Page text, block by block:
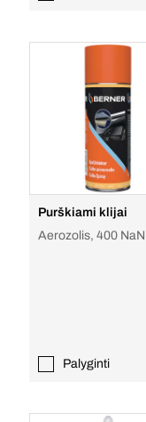
Purškiami klijai
Aerozolis, 400 NaN
Palyginti